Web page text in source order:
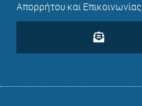
Απορρήτου και Επικοινωνίας